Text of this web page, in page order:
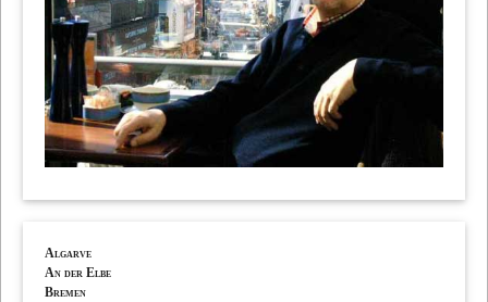
Algarve
An der Elbe
Bremen